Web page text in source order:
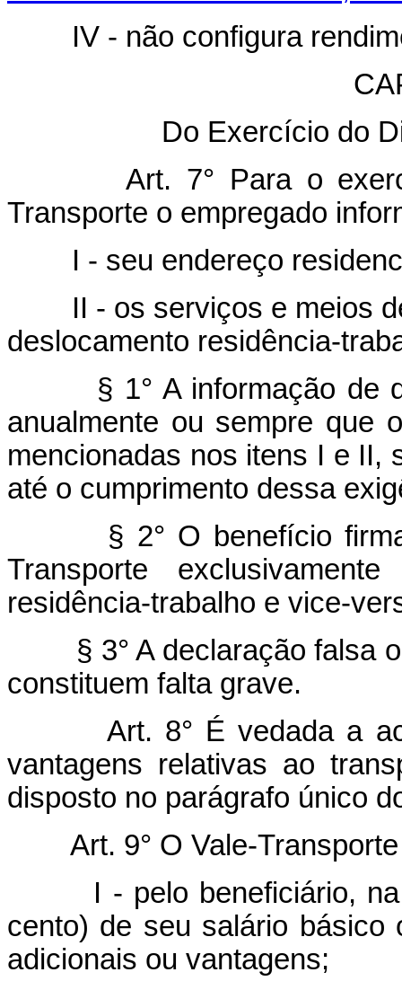
IV - não configura
Do Exercício do
Art. 7° Para o
Transporte o empregado
I - seu endereço
II - os serviços e meios de
deslocamento residência-
§ 1° A informação de
anualmente ou sempre que
mencionadas nos itens I e II,
até o cumprimento dessa
§ 2° O benefício firmará
Transporte
residência-trabalho e vice-
§ 3° A declaração falsa
constituem falta grave.
Art. 8° É vedada a
vantagens relativas ao
disposto no parágrafo único
Art. 9° O Vale-
I - pelo beneficiário, na
cento) de seu salário básico
adicionais ou vantagens;